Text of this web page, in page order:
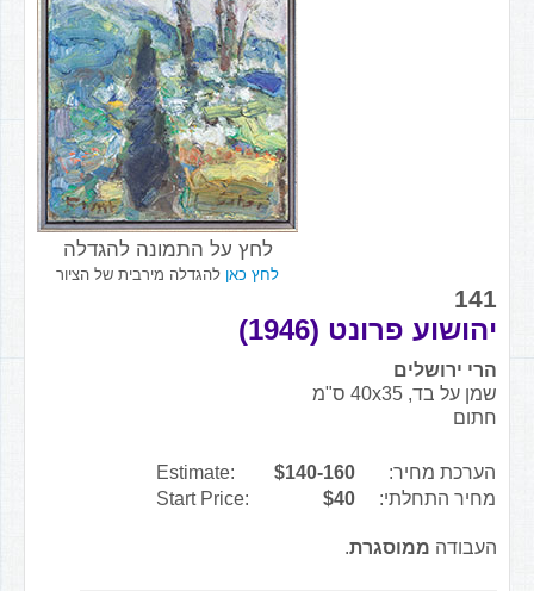
לחץ על התמונה להגדלה
לחץ כאן להגדלה מירבית של הציור
141
יהושוע פרונט (1946)
הרי ירושלים
שמן על בד, 40x35 ס"מ
חתום
הערכת מחיר: $140-160
Estimate:
מחיר התחלתי:
$40
Start Price:
העבודה ממוסגרת.